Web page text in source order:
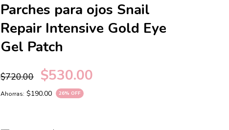
Parches para ojos Snail
Repair Intensive Gold Eye
Gel Patch
$720.00 $530.00
Ahorras: $190.00 26% OFF